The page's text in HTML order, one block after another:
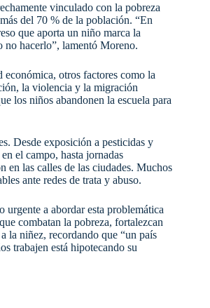
vinculado con la pobreza
del 70 % de la población. “En
que aporta un niño marca la
no hacerlo”, lamentó Moreno.
económica, otros factores como la
la violencia y la migración
los niños abandonen la escuela para
Desde exposición a pesticidas y
el campo, hasta jornadas
en las calles de las ciudades. Muchos
ante redes de trata y abuso.
a abordar esta problemática
combatan la pobreza, fortalezcan
la niñez, recordando que “un país
trabajen está hipotecando su